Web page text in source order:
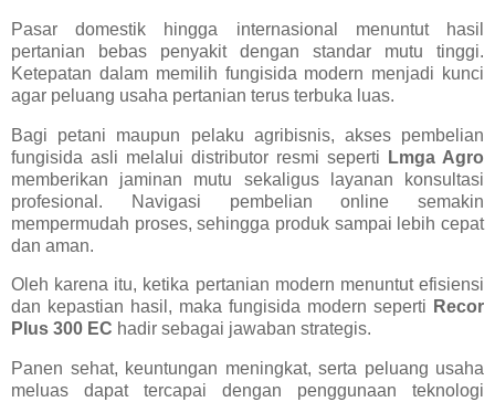
Pasar domestik hingga internasional menuntut hasil
pertanian bebas penyakit dengan standar mutu tinggi.
Ketepatan dalam memilih fungisida modern menjadi kunci
agar peluang usaha pertanian terus terbuka luas.
Bagi petani maupun pelaku agribisnis, akses pembelian
fungisida asli melalui distributor resmi seperti
Lmga Agro
memberikan jaminan mutu sekaligus layanan konsultasi
profesional. Navigasi pembelian online semakin
mempermudah proses, sehingga produk sampai lebih cepat
dan aman.
Oleh karena itu, ketika pertanian modern menuntut efisiensi
dan kepastian hasil, maka fungisida modern seperti Recor
Plus 300 EC hadir sebagai jawaban strategis.
Panen sehat, keuntungan meningkat, serta peluang usaha
meluas dapat tercapai dengan penggunaan teknologi